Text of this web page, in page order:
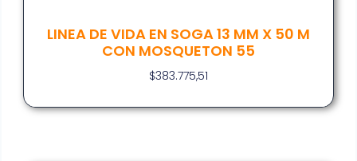
LINEA DE VIDA EN SOGA 13 MM X 50 M
CON MOSQUETON 55
$383.775,51